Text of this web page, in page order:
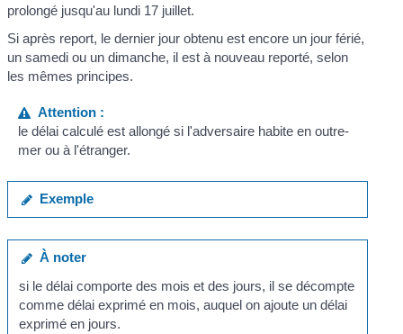
prolongé jusqu'au lundi 17 juillet.
Si après report, le dernier jour obtenu est encore un jour férié,
un samedi ou un dimanche, il est à nouveau reporté, selon
les mêmes principes.
Attention :
le délai calculé est allongé si l'adversaire habite en outre-
mer ou à l'étranger.
Exemple
À noter
si le délai comporte des mois et des jours, il se décompte
comme délai exprimé en mois, auquel on ajoute un délai
exprimé en jours.